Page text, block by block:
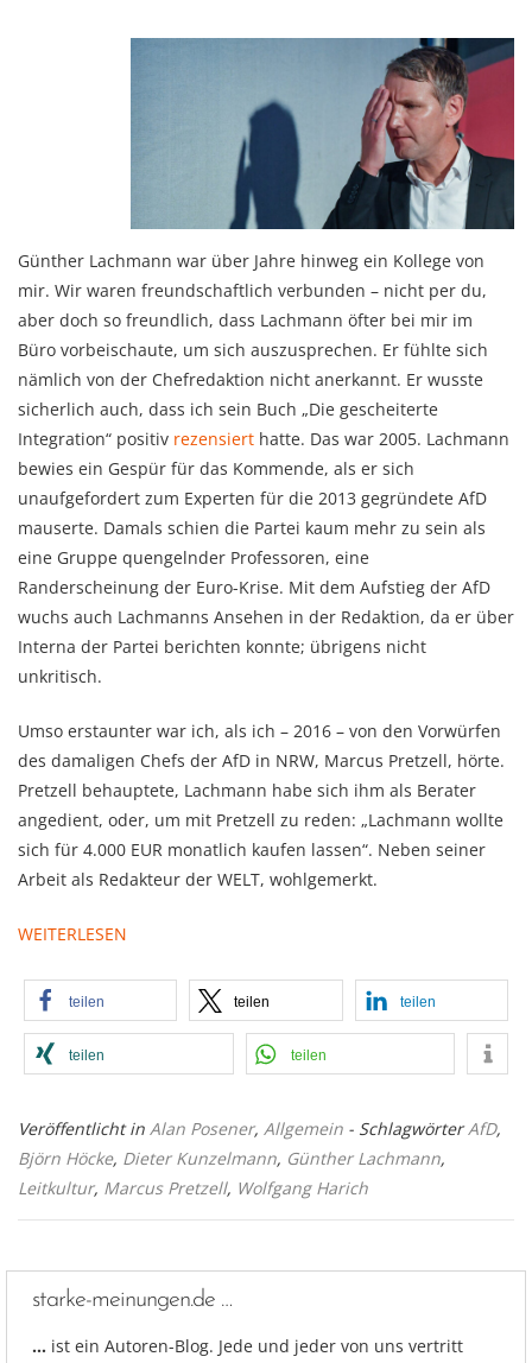
Günther Lachmann war über Jahre hinweg ein Kollege von
mir. Wir waren freundschaftlich verbunden – nicht per du,
aber doch so freundlich, dass Lachmann öfter bei mir im
Büro vorbeischaute, um sich auszusprechen. Er fühlte sich
nämlich von der Chefredaktion nicht anerkannt. Er wusste
sicherlich auch, dass ich sein Buch „Die gescheiterte
Integration“ positiv rezensiert hatte. Das war 2005. Lachmann
bewies ein Gespür für das Kommende, als er sich
unaufgefordert zum Experten für die 2013 gegründete AfD
mauserte. Damals schien die Partei kaum mehr zu sein als
eine Gruppe quengelnder Professoren, eine
Randerscheinung der Euro-Krise. Mit dem Aufstieg der AfD
wuchs auch Lachmanns Ansehen in der Redaktion, da er über
Interna der Partei berichten konnte; übrigens nicht
unkritisch.
Umso erstaunter war ich, als ich – 2016 – von den Vorwürfen
des damaligen Chefs der AfD in NRW, Marcus Pretzell, hörte.
Pretzell behauptete, Lachmann habe sich ihm als Berater
angedient, oder, um mit Pretzell zu reden: „Lachmann wollte
sich für 4.000 EUR monatlich kaufen lassen“. Neben seiner
Arbeit als Redakteur der WELT, wohlgemerkt.
WEITERLESEN
teilen teilen teilen
teilen teilen
Veröffentlicht in Alan Posener, Allgemein - SchlagwörterAfD,
Björn Höcke, Dieter Kunzelmann, Günther Lachmann,
Leitkultur, Marcus Pretzell, Wolfgang Harich
starke-meinungen.de …
… ist ein Autoren-Blog. Jede und jeder von uns vertritt